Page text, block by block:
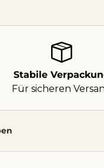
Stabile
Für sicheren